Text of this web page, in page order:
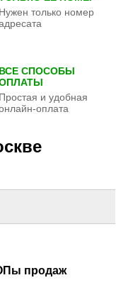
Нужен только номер
ВСЕ СПОСОБЫ
Простая и удобная
оплата
продаж